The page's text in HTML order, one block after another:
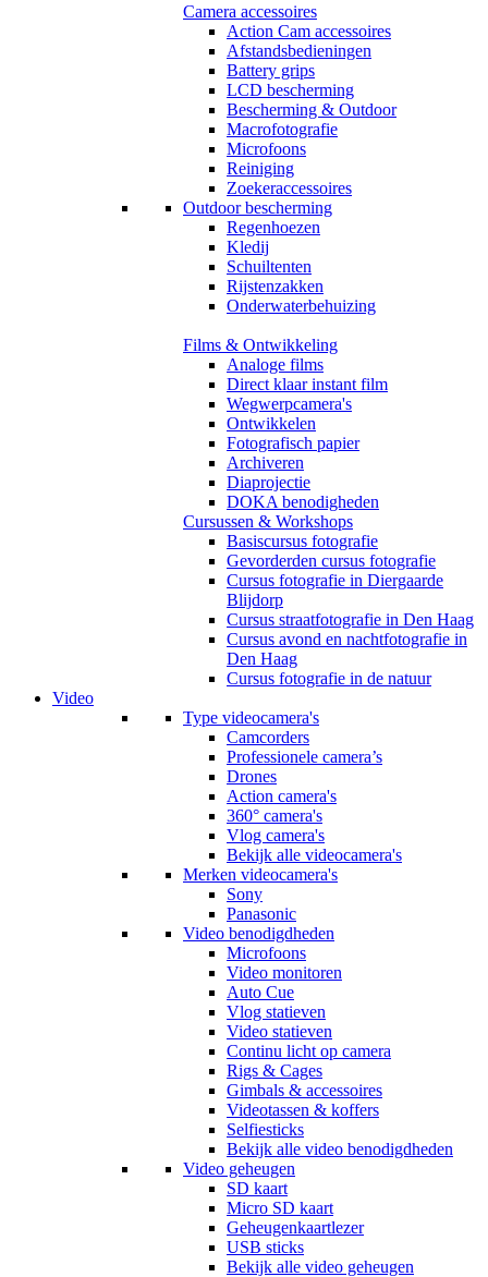
Camera accessoires
Action Cam accessoires
Afstandsbedieningen
Battery grips
LCD bescherming
Bescherming & Outdoor
Macrofotografie
Microfoons
Reiniging
Zoekeraccessoires
Outdoor bescherming
Regenhoezen
Kledij
Schuiltenten
Rijstenzakken
Onderwaterbehuizing
Films & Ontwikkeling
Analoge films
Direct klaar instant film
Wegwerpcamera's
Ontwikkelen
Fotografisch papier
Archiveren
Diaprojectie
DOKA benodigheden
Cursussen & Workshops
Basiscursus fotografie
Gevorderden cursus fotografie
Cursus fotografie in Diergaarde
Blijdorp
Cursus straatfotografie in Den Haag
Cursus avond en nachtfotografie in
Den Haag
Cursus fotografie in de natuur
Video
Type videocamera's
Camcorders
Professionele camera’s
Drones
Action camera's
360° camera's
Vlog camera's
Bekijk alle videocamera's
Merken videocamera's
Sony
Panasonic
Video benodigdheden
Microfoons
Video monitoren
Auto Cue
Vlog statieven
Video statieven
Continu licht op camera
Rigs & Cages
Gimbals & accessoires
Videotassen & koffers
Selfiesticks
Bekijk alle video benodigdheden
Video geheugen
SD kaart
Micro SD kaart
Geheugenkaartlezer
USB sticks
Bekijk alle video geheugen